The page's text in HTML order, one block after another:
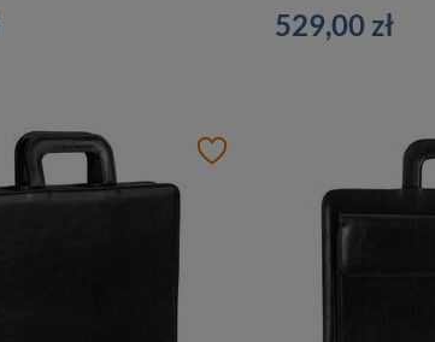
529,00 zł